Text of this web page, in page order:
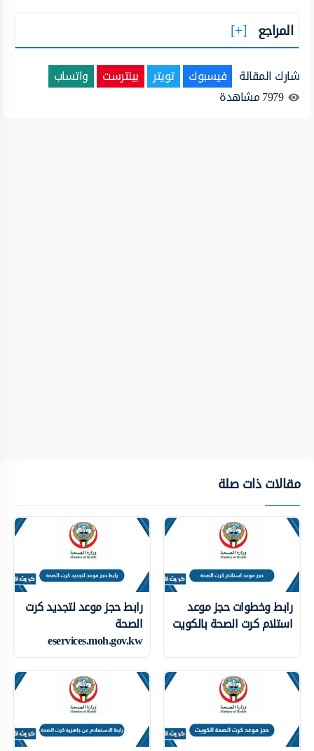
المراجع
شارك المقالة فيسبوك تويتر بينترست
واتساب
7979مشاهدة
مقالات ذات صلة
رابط وخطوات حجز موعد
استلام كرت الصحة بالكويت
رابط حجز موعد لتجديد كرت
الصحة
eservices.moh.gov.kw